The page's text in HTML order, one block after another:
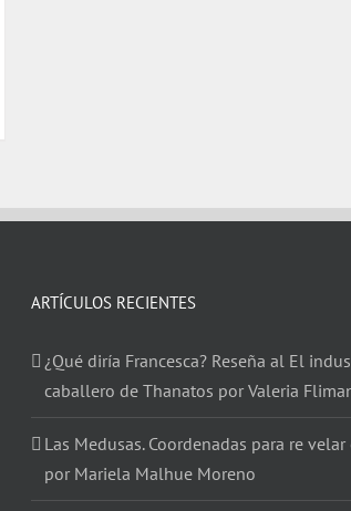
ARTÍCULOS RECIENTES
¿Qué diría Francesca? Reseña al El
caballero de Thanatos por Valeria
Las Medusas. Coordenadas para re
por Mariela Malhue Moreno